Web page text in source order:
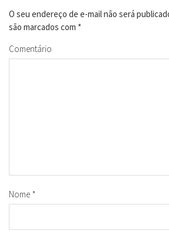
O seu endereço de e-mail não será
são marcados com *
Comentário
Nome *